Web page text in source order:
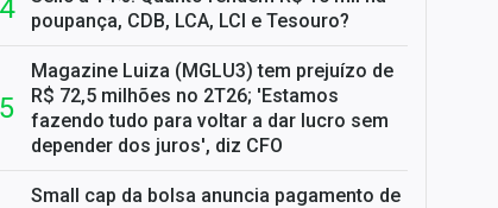
poupança, CDB, LCA, LCI e Tesouro?
Magazine Luiza (MGLU3) tem prejuízo de
R$ 72,5 milhões no 2T26; 'Estamos
fazendo tudo para voltar a dar lucro sem
depender dos juros', diz CFO
Small cap da bolsa anuncia pagamento de